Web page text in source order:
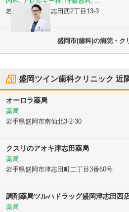
岩手県盛岡市
津志田西2丁目13-3
盛岡市(歯科)の病院・ク
盛岡ツイン歯科クリニック 近
オーロラ薬局
薬局
岩手県盛岡市南仙北3-2-30
クスリのアオキ津志田薬局
薬局
岩手県盛岡市津志田町二丁目3番60号
調剤薬局ツルハドラッグ盛岡津志田西
薬局